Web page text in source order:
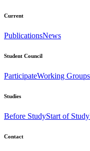
Current
PublicationsNews
Student Council
ParticipateWorking Groups
Studies
Before StudyStart of Study
Contact